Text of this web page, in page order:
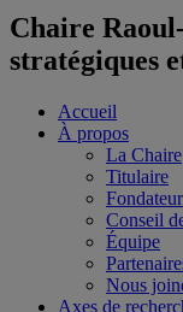
Chaire
stratégiques
Accueil
À propos
La Chaire
Titulaire
Fondateur
Conseil
Équipe
Nous
Axes de